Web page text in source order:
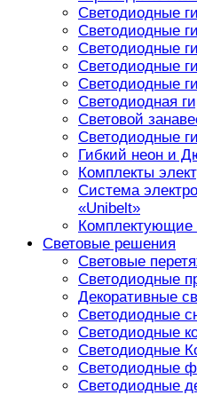
Светодиодные
Светодиодные
Светодиодные
Светодиодные
Светодиодные
Светодиодная
Световой
Светодиодные
Гибкий неон и
Комплекты
Система
«Unibelt»
Комплектующие
Световые решения
Световые
Светодиодные
Декоративные
Светодиодные
Светодиодные
Светодиодные
Светодиодные
Светодиодные